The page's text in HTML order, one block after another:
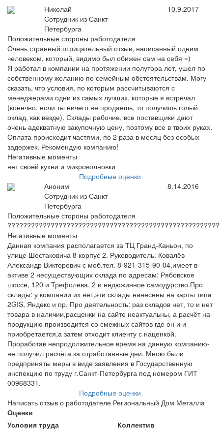
Николай
Сотрудник из Санкт-
Петербурга
10.9.2017
Положительные стороны работодателя
Очень странный отрицательный отзыв, написанный одним
человеком, который, видимо был обижен сам на себя =)
Я работал в компании на протяжении полутора лет, ушел по
собственному желанию по семейным обстоятельствам. Могу
сказать, что условия, по которым рассчитываются с
менеджерами одни из самых лучших, которые я встречал
(конечно, если ты ничего не продаешь, то получишь голый
оклад, как везде). Склады рабочие, все поставщики дают
очень адекватную закупочную цену, поэтому все в твоих руках.
Оплата происходит частями, по 2 раза в месяц без особых
задержек. Рекомендую компанию!
Негативные моменты
нет своей кухни и микроволновки
Подробные оценки
Аноним
Сотрудник из Санкт-
Петербурга
8.14.2016
Положительные стороны работодателя
Негативные моменты
Данная компания располагается за ТЦ Гранд-Каньон, по
улице Шостаковича 8 корпус 2. Руководитель: Ковалёв
Александр Викторович с моб.тел. 8-921-315-90-04,имеет в
активе 2 несуществующих склада по адресам: Рябовское
шоссе, 120 и Трефолева, 2 и недюжинное самодурство.Про
склады: у компании их нет,эти склады нанесены на карты типа
2GIS, Яндекс и пр. Про деятельность: раз складов нет, то и нет
товара в наличии,расценки на сайте неактуальны, а расчёт на
продукцию производится со смежных сайтов где он и и
приобретается,а затем отходит клиенту с наценкой.
Проработав непродолжительное время на данную компанию-
не получил расчёта за отработанные дни. Мною были
предприняты меры в виде заявления в Государственную
инспекцию по труду г.Санкт-Петербурга под номером ГИТ
00968331.
Подробные оценки
Написать отзыв о работодателе Региональный Дом Металла
Оценки
Условия труда
Коллектив